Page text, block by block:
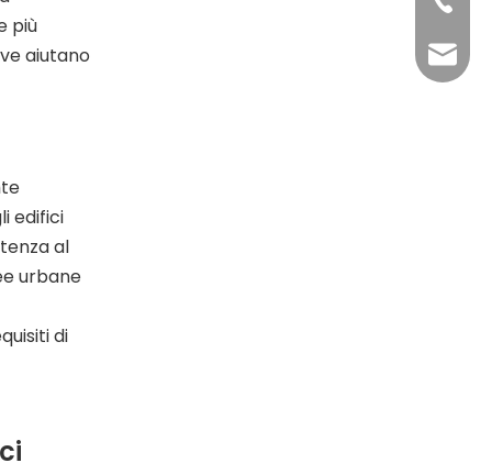
più
aiutano
edifici
al
urbane
di